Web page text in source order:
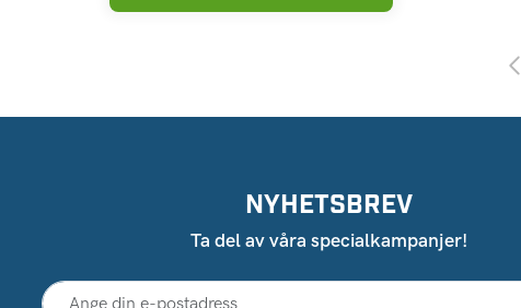
NYHETSBREV
Ta del av våra specialkampanjer!